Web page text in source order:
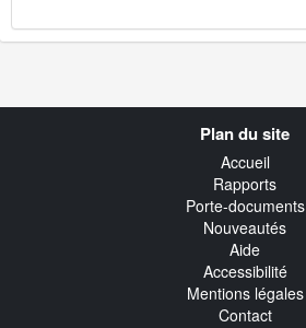
Plan du site
Accueil
Rapports
Porte-documents
Nouveautés
Aide
Accessibilité
Mentions légales
Contact